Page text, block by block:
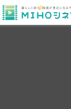
介！あなたの映画図書